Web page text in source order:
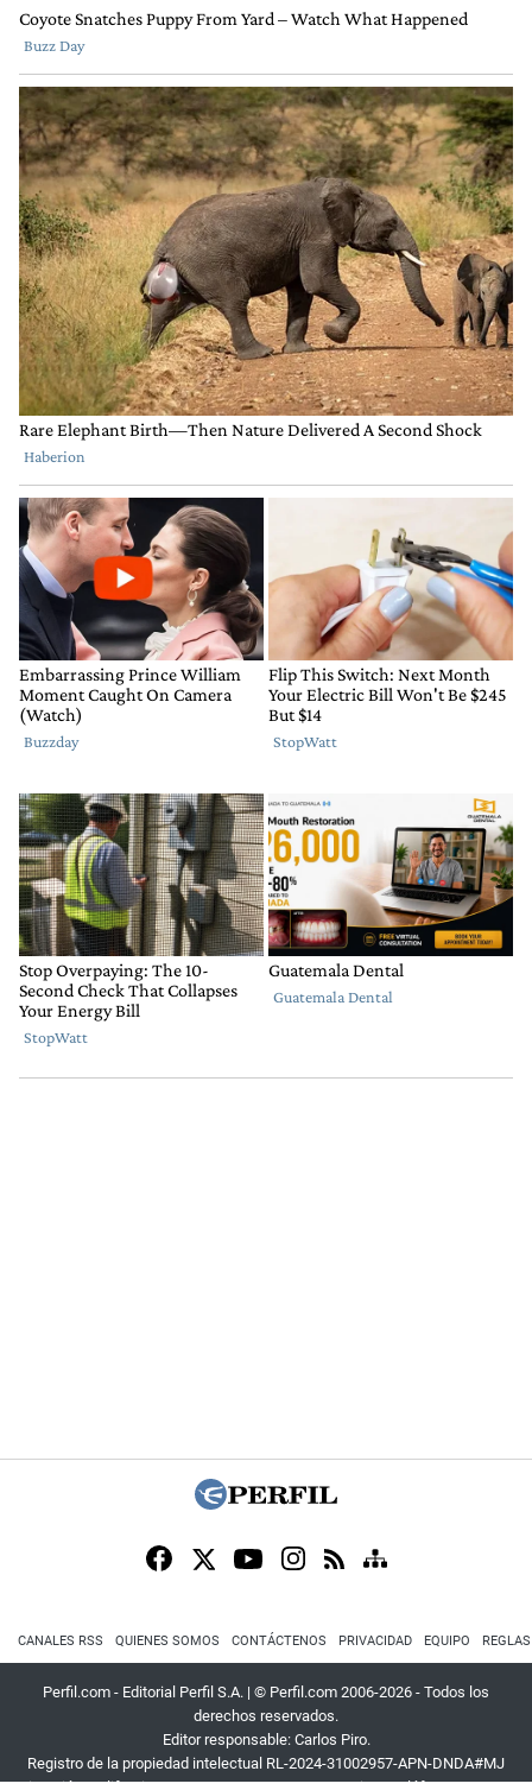
CANALES RSS QUIENES SOMOS CONTÁCTENOS PRIVACIDAD EQUIPO
Perfil.com - Editorial Perfil S.A. | © Perfil.com 2006-2026 - Todos los
derechos reservados.
Editor responsable: Carlos Piro.
Registro de la propiedad intelectual RL-2024-31002957-APN-DNDA#MJ